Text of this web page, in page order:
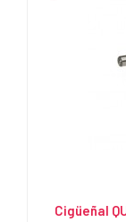
Cigüeñal